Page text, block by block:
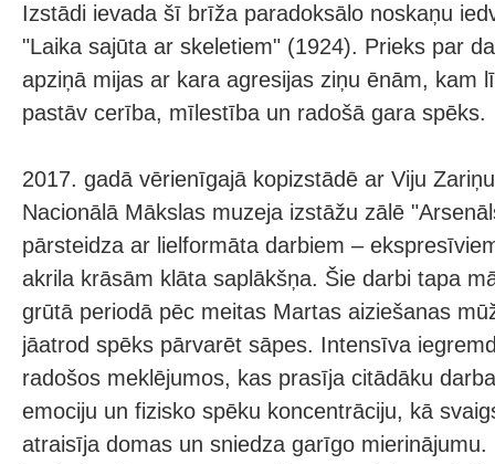
Izstādi ievada šī brīža paradoksālo noskaņu
"Laika sajūta ar skeletiem" (1924). Prieks par
apziņā mijas ar kara agresijas ziņu ēnām, kam
pastāv cerība, mīlestība un radošā gara spēks.
2017. gadā vērienīgajā kopizstādē ar Viju
Nacionālā Mākslas muzeja izstāžu zālē
pārsteidza ar lielformāta darbiem –
akrila krāsām klāta saplākšņa. Šie darbi tapa
grūtā periodā pēc meitas Martas aiziešanas
jāatrod spēks pārvarēt sāpes. Intensīva
radošos meklējumos, kas prasīja citādāku
emociju un fizisko spēku koncentrāciju, kā
atraisīja domas un sniedza garīgo